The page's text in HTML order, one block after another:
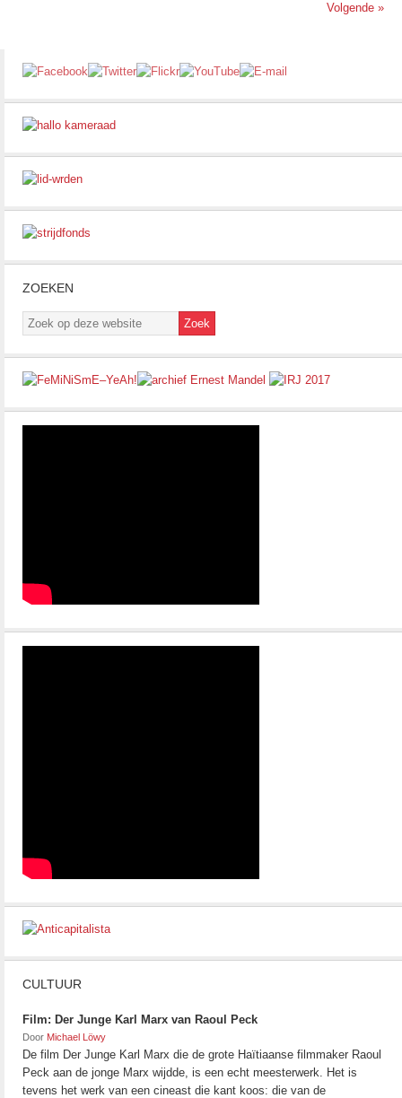
Volgende »
ZOEKEN
CULTUUR
Film: Der Junge Karl Marx van Raoul Peck
Door Michael Löwy
De film Der Junge Karl Marx die de grote Haïtiaanse filmmaker Raoul
Peck aan de jonge Marx wijdde, is een echt meesterwerk. Het is
tevens het werk van een cineast die kant koos: die van de